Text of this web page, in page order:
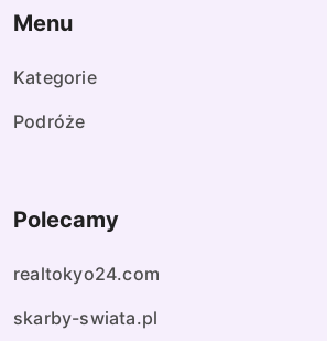
Menu
Kategorie
Podróże
Polecamy
realtokyo24.com
skarby-swiata.pl